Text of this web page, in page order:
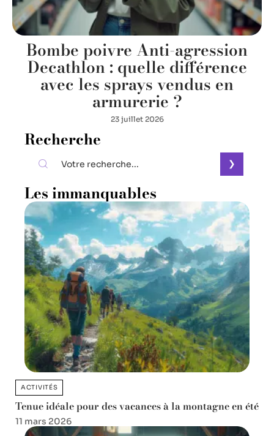
Bombe poivre Anti-agression
Decathlon : quelle différence
avec les sprays vendus en
armurerie ?
23 juillet 2026
Recherche
Les immanquables
ACTIVITÉS
Tenue idéale pour des vacances à la montagne en été
11 mars 2026